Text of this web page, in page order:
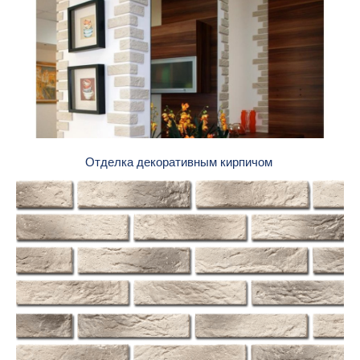
Отделка декоративным кирпичом